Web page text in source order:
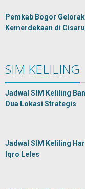
Pemkab Bogor
Kemerdekaan di
SIM KELILING
Jadwal SIM Keliling
Dua Lokasi Strategis
Jadwal SIM Keliling
Iqro Leles